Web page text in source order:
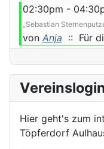
02:30pm -
„Sebastian
von Anja :: Für
Hier geht's zum
Töpferdorf